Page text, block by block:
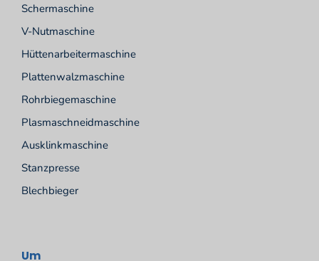
Schermaschine
V-Nutmaschine
Hüttenarbeitermaschine
Plattenwalzmaschine
Rohrbiegemaschine
Plasmaschneidmaschine
Ausklinkmaschine
Stanzpresse
Blechbieger
Um